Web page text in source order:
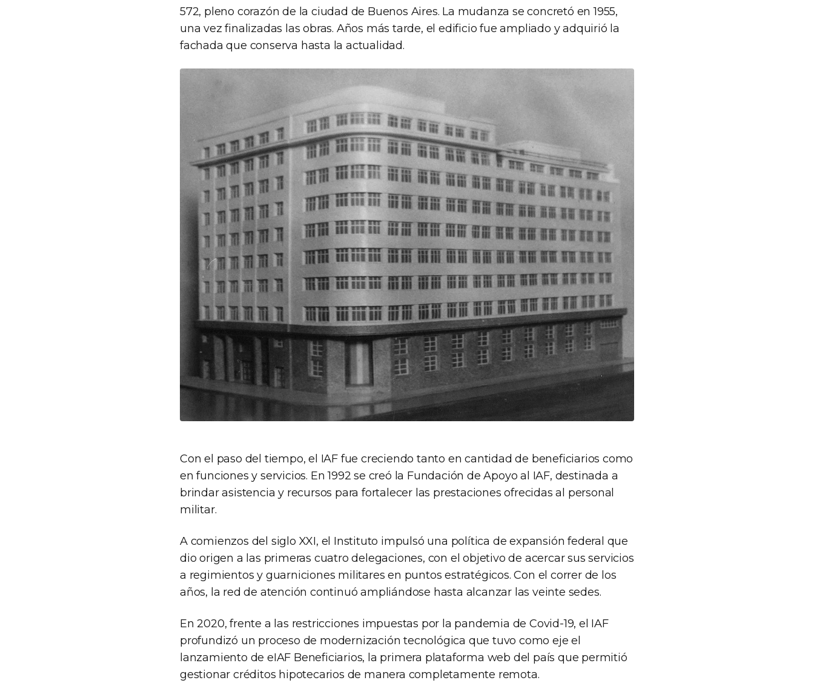
572, pleno corazón de la ciudad de Buenos Aires. La mudanza se concretó en 1955,
una vez finalizadas las obras. Años más tarde, el edificio fue ampliado y adquirió la
fachada que conserva hasta la actualidad.
Con el paso del tiempo, el IAF fue creciendo tanto en cantidad de beneficiarios como
en funciones y servicios. En 1992 se creó la Fundación de Apoyo al IAF, destinada a
brindar asistencia y recursos para fortalecer las prestaciones ofrecidas al personal
militar.
A comienzos del siglo XXI, el Instituto impulsó una política de expansión federal que
dio origen a las primeras cuatro delegaciones, con el objetivo de acercar sus servicios
a regimientos y guarniciones militares en puntos estratégicos. Con el correr de los
años, la red de atención continuó ampliándose hasta alcanzar las veinte sedes.
En 2020, frente a las restricciones impuestas por la pandemia de Covid-19, el IAF
profundizó un proceso de modernización tecnológica que tuvo como eje el
lanzamiento de eIAF Beneficiarios, la primera plataforma web del país que permitió
gestionar créditos hipotecarios de manera completamente remota.